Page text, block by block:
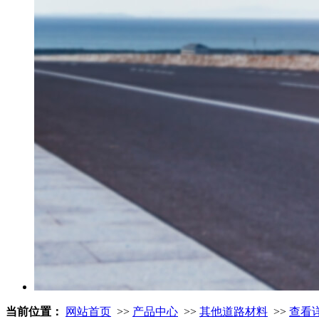
当前位置： 网站首页 >> 产品中心 >> 其他道路材料 >> 查看